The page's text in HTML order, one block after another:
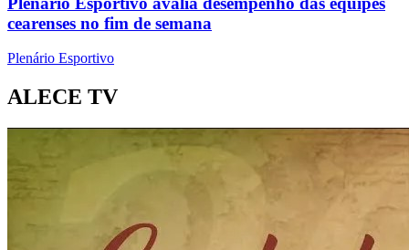
cearenses no fim de semana
Plenário Esportivo
ALECE TV